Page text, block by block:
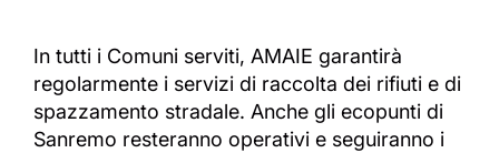
In tutti i Comuni serviti, AMAIE garantirà
regolarmente i servizi di raccolta dei rifiuti e di
spazzamento stradale. Anche gli ecopunti di
Sanremo resteranno operativi e seguiranno i